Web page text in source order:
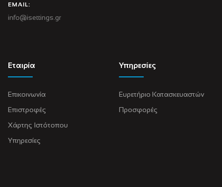
EMAIL:
info@isettings.gr
Εταιρία
Επικοινωνία
Επιστροφές
Χάρτης Ιστότοπου
Υπηρεσίες
Υπηρεσίες
Ευρετήριο Κατασκευαστών
Προσφορές